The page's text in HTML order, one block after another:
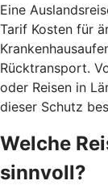
Eine
Tarif Kosten für
Rücktransport.
oder Reisen in
dieser Schutz
Welche
sinnvoll?